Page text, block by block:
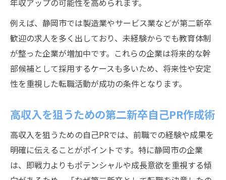
年収アップの可能性を高められます。
例えば、静岡市では製造業やサービス業などが第二新卒
歓迎の求人を多く出しており、未経験からでも教育体制
が整った企業が増加中です。これらの企業は将来的な幹
部候補として採用するケースも多いため、将来性や安定
性を重視した転職活動が成功の条件となります。
高収入を狙うための第二新卒自己PR作成術
高収入を狙うための自己PRでは、前職での経験や成果を
明確に伝えることがポイントです。特に静岡市の企業
は、即戦力よりもポテンシャルや成長意欲を重視する傾